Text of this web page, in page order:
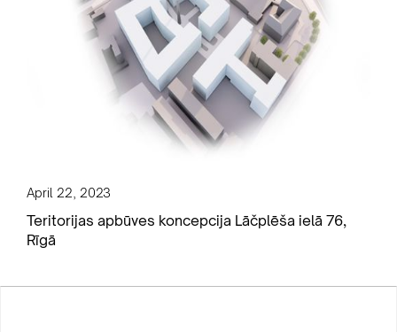
April 22, 2023
Teritorijas apbūves koncepcija Lāčplēša ielā 76,
Rīgā